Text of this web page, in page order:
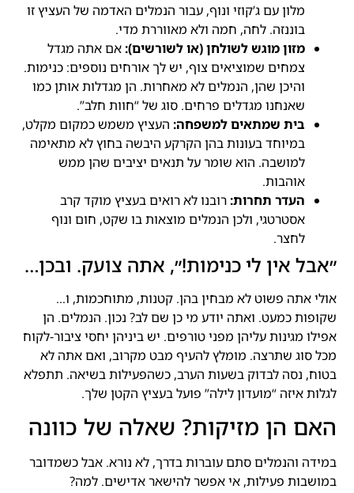
מלון עם ג’קוזי ונוף, עבור הנמלים האדמה של העציץ זו
בוננזה. לחה, חמה ולא מאווררת מדי.
מזון מוגש לשולחן (או לשורשים):אם אתה מגדל
צמחים שמוציאים צוף, יש לך אורחים נוספים: כנימות.
והיכן שהן, הנמלים לא מאחרות. הן מגדלות אותן כמו
שאנחנו מגדלים פרחים. סוג של “חוות חלב”.
בית שמתאים למשפחה: העציץ משמש כמקום מקלט,
במיוחד בעונות בהן הקרקע היבשה בחוץ לא מתאימה
למושבה. הוא שומר על תנאים יציבים שהן ממש
אוהבות.
העדר תחרות:רובנו לא רואים בעציץ מוקד קרב
אסטרטגי, ולכן הנמלים מוצאות בו שקט, חום ונוף
לחצר.
״אבל אין לי כנימות!״, אתה צועק. ובכן…
אולי אתה פשוט לא מבחין בהן. קטנות, מתוחכמות, ו…
שקופות כמעט. ואתה יודע מי כן שם לב? נכון. הנמלים. הן
אפילו מגינות עליהן מפני טורפים. יש ביניהן יחסי ציבור-לקוח
מכל סוג שתרצה. מומלץ להעיף מבט מקרוב, ואם אתה לא
בטוח, נסה לבדוק בשעות הערב, כשהפעילות בשיאה. תתפלא
לגלות איזה “מועדון לילה” פועל בעציץ הקטן שלך.
האם הן מזיקות? שאלה של כוונה
במידה והנמלים סתם עוברות בדרך, לא נורא. אבל כשמדובר
במושבות פעילות, אי אפשר להישאר אדישים. למה?